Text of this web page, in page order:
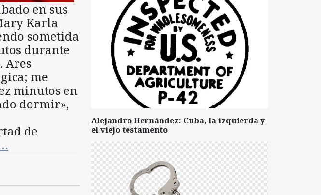
en sus
Karla
sometida
durante
Ares
me
minutos en
dormir»,
de
Alejandro Hernández: Cuba, la izquierda y
el viejo testamento